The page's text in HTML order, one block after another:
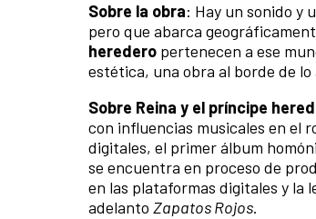
Sobre la obra: Hay un sonido y
pero que abarca
heredero pertenecen a ese
estética, una obra al borde de
Sobre Reina y el príncipe
con influencias musicales en el
digitales, el primer álbum
se encuentra en proceso de
en las plataformas digitales y la
adelanto Zapatos Rojos.